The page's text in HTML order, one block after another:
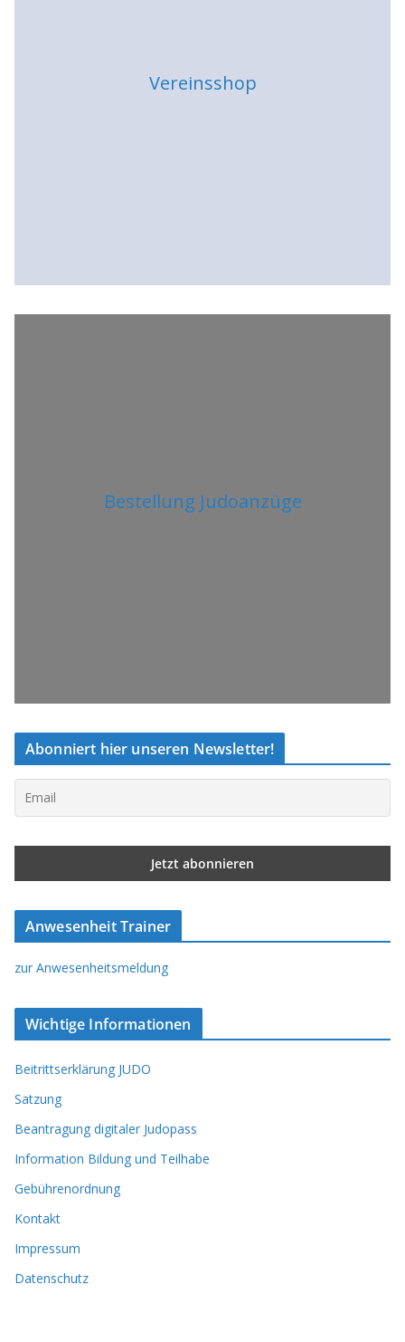
Vereinsshop
Bestellung Judoanzüge
Abonniert hier unseren Newsletter!
Anwesenheit Trainer
zur Anwesenheitsmeldung
Wichtige Informationen
Beitrittserklärung JUDO
Satzung
Beantragung digitaler Judopass
Information Bildung und Teilhabe
Gebührenordnung
Kontakt
Impressum
Datenschutz